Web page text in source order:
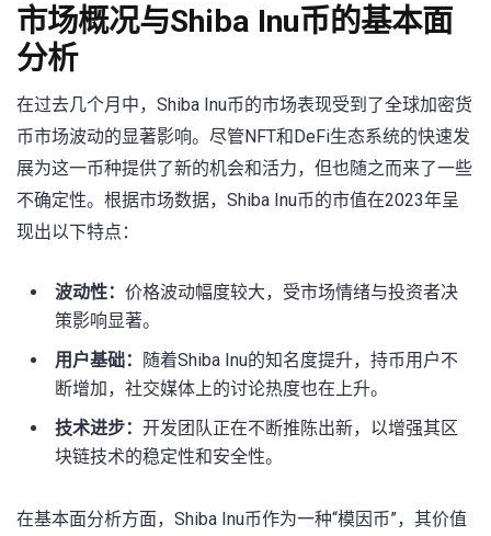
市场概况与Shiba ⁢Inu币的基本面
分析
在过去几个月中，Shiba ⁣Inu币的市场表现受到了全球加密货
币市场波动的显著影响。尽管NFT和DeFi生态系统的快速发
展为这一币种提供了新的机会和活力，但也随之而来了一些
不确定性。根据市场数据，Shiba Inu币的市值在2023年呈
现出以下特点：
波动性： 价格波动幅度较大，受市场情绪与投资者决
策影响显著。
用户基础：
随着Shiba Inu的知名度提升，持币用户不
断增加，社交媒体上的讨论热度也在上升。
技术进步： 开发团队正在不断推陈出新，以增强其区
块链技术的稳定性和安全性。
在基本面分析方面，Shiba Inu币作为一种“模因币”，其价值